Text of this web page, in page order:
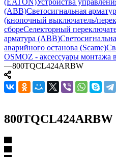
(EATON)Устройства
(ABB)Светосигнальная
(кнопочный выключатель/
сбореСелекторный
арматура (ABB)
аварийного останова (Scame)
OSMOZ - аксессуары монтажа
—800TQCL424ARBW
800TQCL424ARBW